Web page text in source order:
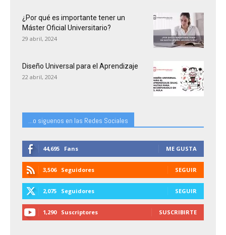
¿Por qué es importante tener un
Máster Oficial Universitario?
29 abril, 2024
Diseño Universal para el Aprendizaje
22 abril, 2024
...o siguenos en las Redes Sociales
44,695 Fans ME GUSTA
3,506 Seguidores SEGUIR
2,075 Seguidores SEGUIR
1,290 Suscriptores SUSCRIBIRTE